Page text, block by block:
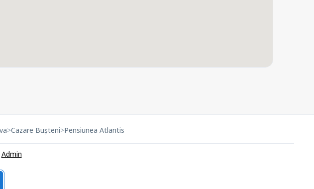
>Cazare Bușteni>Pensiunea Atlantis
Admin